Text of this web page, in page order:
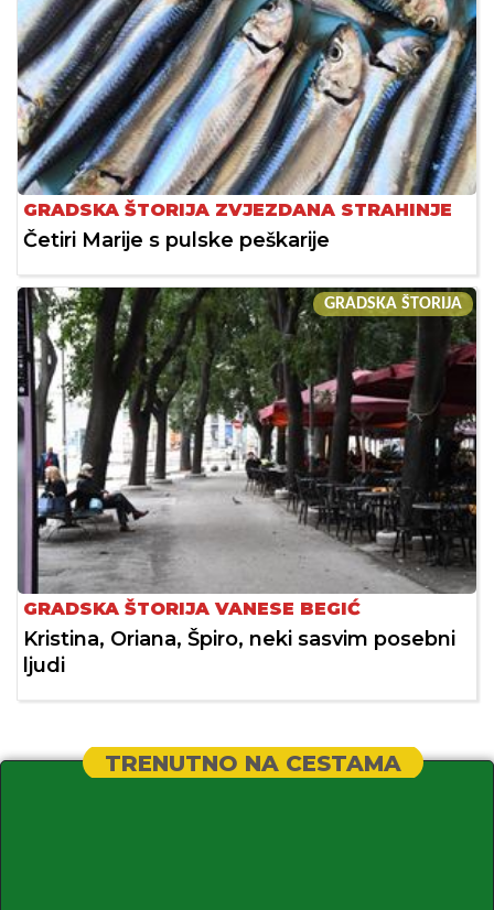
GRADSKA ŠTORIJA ZVJEZDANA STRAHINJE
Četiri Marije s pulske peškarije
GRADSKA ŠTORIJA
GRADSKA ŠTORIJA VANESE BEGIĆ
Kristina, Oriana, Špiro, neki sasvim posebni
ljudi
TRENUTNO NA CESTAMA